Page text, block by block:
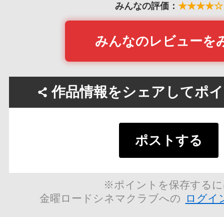
みんなの評価： ★★★★☆
みんなのレビューを
作品情報をシェアしてポ
ポストする
※ポイントを保存する
金曜ロードシネマクラブへの
ログイ